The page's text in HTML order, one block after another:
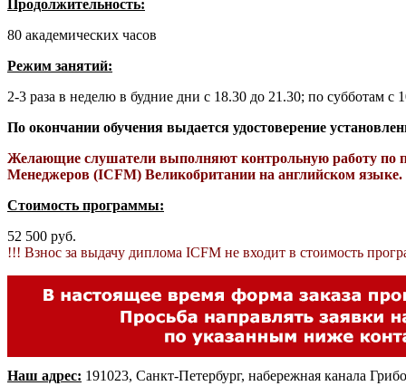
Продолжительность:
80 академических часов
Режим занятий:
2-3 раза в неделю в будние дни с 18.30 до 21.30; по субботам с
По окончании обучения выдается удостоверение
Желающие слушатели выполняют контрольную работу по
Менеджеров (IСFM) Великобритании на английском языке.
Стоимость программы:
52 500 руб.
!!! Взнос за выдачу диплома ICFM не входит в стоимость
Наш адрес: 191023, Санкт-Петербург, набережная канала